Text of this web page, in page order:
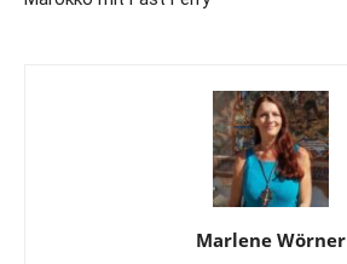
Marlene Wörner